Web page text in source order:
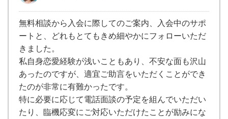
無料相談から入会に際してのご案内、入会中のサポ
ートと、どれもとてもきめ細やかにフォローいただ
きました。
私自身恋愛経験が浅いこともあり、不安な面も沢山
あったのですが、適宜ご助言をいただくことができ
たのが非常に有難かったです。
特に必要に応じて電話面談の予定を組んでいただい
たり、臨機応変にご対応いただけたことが励みにな